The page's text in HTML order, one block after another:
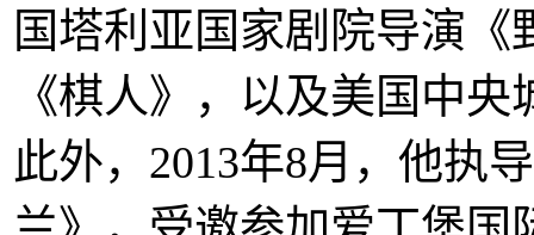
国塔利亚国家剧院导演
《棋人》，以及美国中
此外，2013年8月，他执